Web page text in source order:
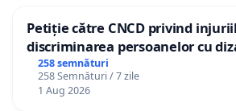
Petiție către CNCD privind
discriminarea persoanelor cu
către utilizatorul TikTok „Gorici”
258 semnături
258 Semnături / 7 zile
1 Aug 2026